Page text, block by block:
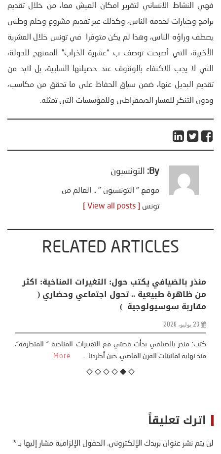
فهي النشاط الانساني لتقرير امكان العيش معا، من خلال تقديم
برامج وخيارات لخدمة الناس، وكذلك عبر تقديم مشروع وحلم وطني
يصطف وراؤه الناس، وهذا لم يكن متوفرا في تونس خلال العشرية
الأخيرة، التي أصبحت توصف ب “عشرية الخراب” الممنهج للدولة،
التي لا يجب الاكتفاء بالوقوف عند حصيلتها السلبية، بل لابد من
تقديم البديل عنها، ضمن سياق الحفاظ على ما تحقق من مكاسب،
ودون التنكر للمسار الديمقراطي وللمؤسسات التي تمثله.
By: التونسيون
موقع " التونسيون " .. العالم من
تونس
RELATED ARTICLES
منذر بالضيافي يكتب حول: التغيرات المناخية: اكثر
من ظاهرة طبيعية .. تحول اجتماعي وحضاري (
مقاربة سوسيولوجية )
23 يوليو، 2026
كتب: منذر بالضيافي بدأت قصتي مع التغييرات المناخية ” المتطرفة”،
منذ نهاية ثمانينات القرن الماضي، حين أطردنا ...
More
اترك تعليقاً
لن يتم نشر عنوان بريدك الإلكتروني. الحقول الإلزامية مشار إليها بـ*